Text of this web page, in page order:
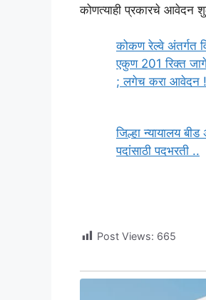
कोणत्याही प्रकारचे आवेदन
कोकण रेल्वे अंतर्गत
एकुण 201 रिक्त
; लगेच करा आवेदन !
जिल्हा न्यायालय
पदांसाठी पदभरती ..
Post Views: 665